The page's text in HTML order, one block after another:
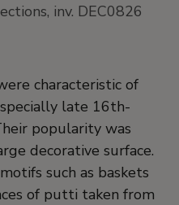
inv. DEC0826
characteristic of
late 16th-
popularity was
decorative surface.
such as baskets
of putti taken from